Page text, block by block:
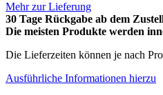
Mehr zur Lieferung
30 Tage Rückgabe ab dem
Die meisten Produkte werden
Die Lieferzeiten können je nach
Ausführliche Informationen hierzu